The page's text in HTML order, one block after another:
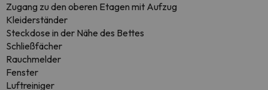
Zugang zu den oberen Etagen mit Aufzug
Kleiderständer
Steckdose in der Nähe des Bettes
Schließfächer
Rauchmelder
Fenster
Luftreiniger